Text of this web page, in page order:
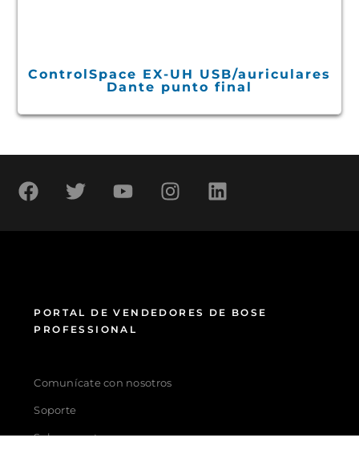
ControlSpace EX-UH USB/auriculares
Dante punto final
PORTAL DE VENDEDORES DE BOSE
PROFESSIONAL
Comunícate con nosotros
Soporte
Sobre nosotros